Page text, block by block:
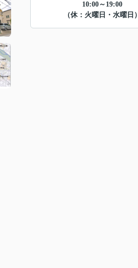
10:00～19:00
（休：火曜日・水曜日）